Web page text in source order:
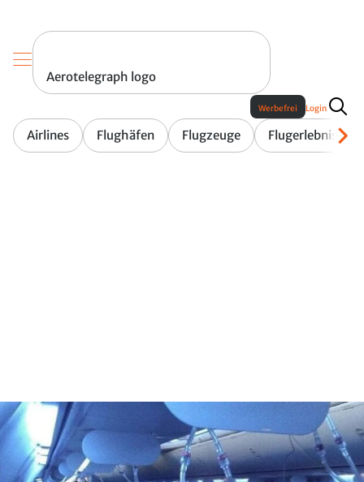
Aerotelegraph logo
Airlines Flughäfen Flugzeuge Flugerlebnis
Werbefrei Login